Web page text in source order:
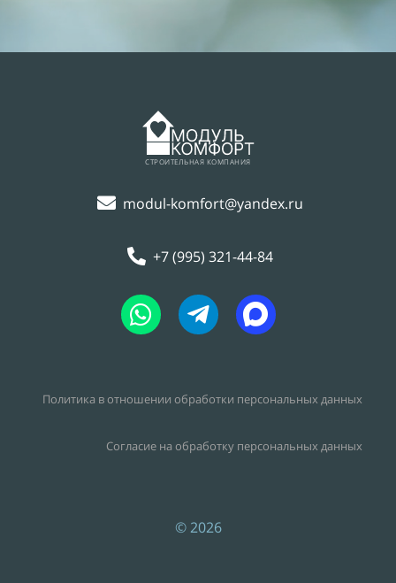
СТРОИТЕЛЬНАЯ КОМПАНИЯ
modul-komfort@yandex.ru
+7 (995) 321-44-84
Политика в отношении обработки персональных данных
Согласие на обработку персональных данных
© 2026